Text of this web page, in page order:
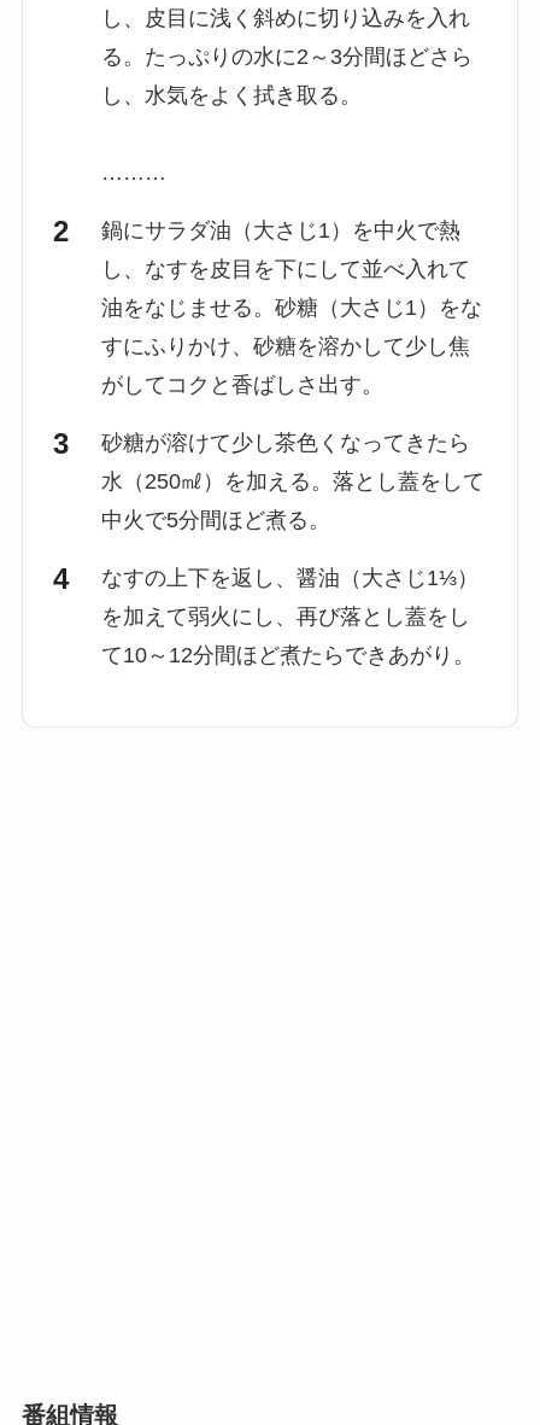
し、皮目に浅く斜めに切り込みを入れ
る。たっぷりの水に2～3分間ほどさら
し、水気をよく拭き取る。
………
鍋にサラダ油（大さじ1）を中火で熱
し、なすを皮目を下にして並べ入れて
油をなじませる。砂糖（大さじ1）をな
すにふりかけ、砂糖を溶かして少し焦
がしてコクと香ばしさ出す。
砂糖が溶けて少し茶色くなってきたら
水（250㎖）を加える。落とし蓋をして
中火で5分間ほど煮る。
なすの上下を返し、醤油（大さじ1⅓）
を加えて弱火にし、再び落とし蓋をし
て10～12分間ほど煮たらできあがり。
番組情報